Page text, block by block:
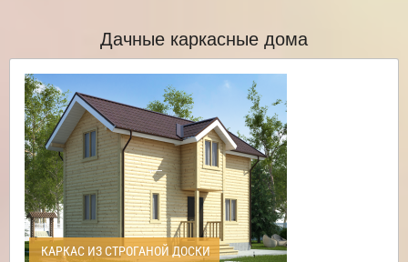
Дачные каркасные дома
КАРКАС ИЗ СТРОГАНОЙ ДОСКИ